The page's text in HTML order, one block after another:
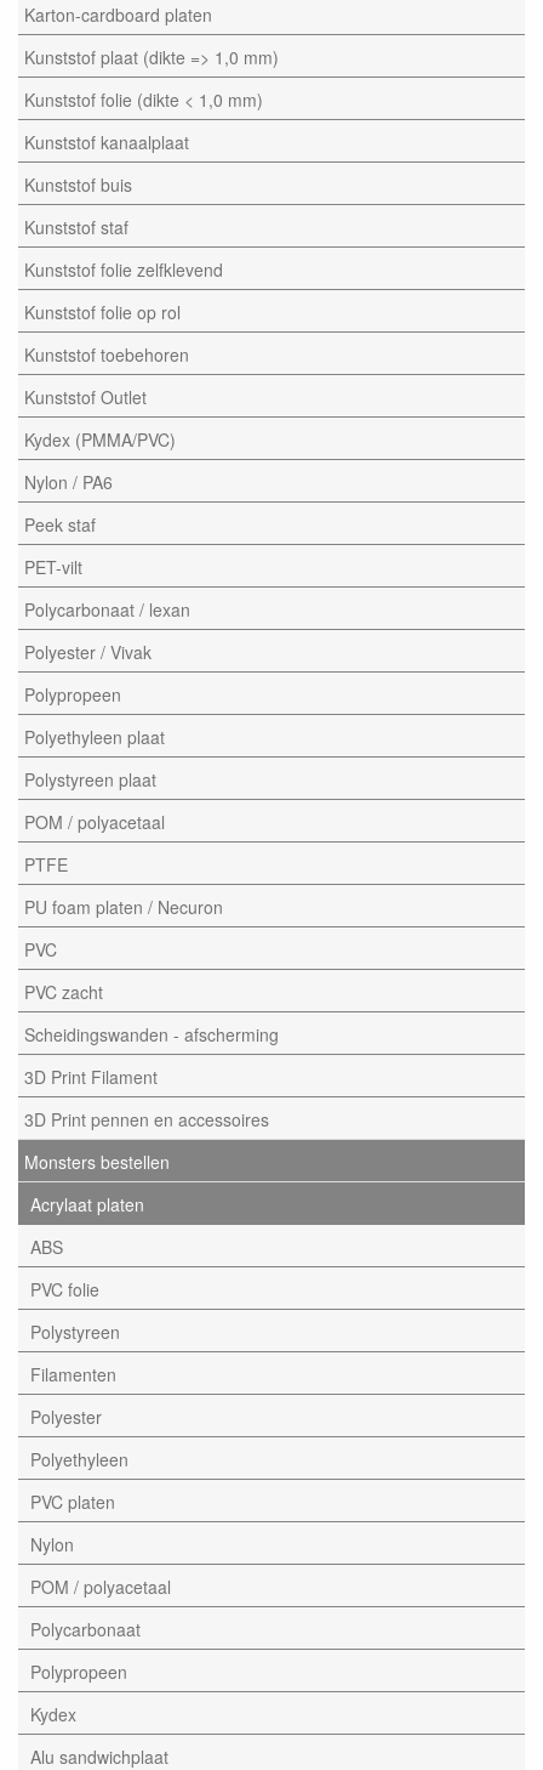
Karton-cardboard platen
Kunststof plaat (dikte => 1,0 mm)
Kunststof folie (dikte < 1,0 mm)
Kunststof kanaalplaat
Kunststof buis
Kunststof staf
Kunststof folie zelfklevend
Kunststof folie op rol
Kunststof toebehoren
Kunststof Outlet
Kydex (PMMA/PVC)
Nylon / PA6
Peek staf
PET-vilt
Polycarbonaat / lexan
Polyester / Vivak
Polypropeen
Polyethyleen plaat
Polystyreen plaat
POM / polyacetaal
PTFE
PU foam platen / Necuron
PVC
PVC zacht
Scheidingswanden - afscherming
3D Print Filament
3D Print pennen en accessoires
Monsters bestellen
Acrylaat platen
ABS
PVC folie
Polystyreen
Filamenten
Polyester
Polyethyleen
PVC platen
Nylon
POM / polyacetaal
Polycarbonaat
Polypropeen
Kydex
Alu sandwichplaat